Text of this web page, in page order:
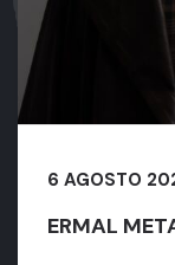
6 AGOSTO
ERMAL